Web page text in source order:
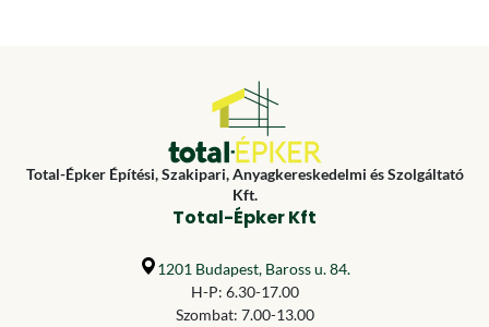
Total-Épker Építési, Szakipari, Anyagkereskedelmi és Szolgáltató
Kft.
Total-Épker Kft
1201 Budapest, Baross u. 84.
H-P: 6.30-17.00
Szombat: 7.00-13.00